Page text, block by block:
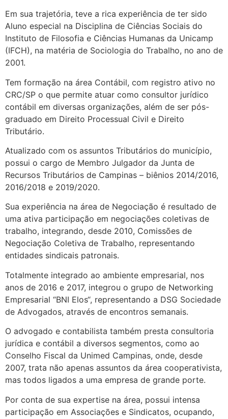
Em sua trajetória, teve a rica experiência de ter sido
Aluno especial na Disciplina de Ciências Sociais do
Instituto de Filosofia e Ciências Humanas da Unicamp
(IFCH), na matéria de Sociologia do Trabalho, no ano de
2001.
Tem formação na área Contábil, com registro ativo no
CRC/SP o que permite atuar como consultor jurídico
contábil em diversas organizações, além de ser pós-
graduado em Direito Processual Civil e Direito
Tributário.
Atualizado com os assuntos Tributários do município,
possui o cargo de Membro Julgador da Junta de
Recursos Tributários de Campinas – biênios 2014/2016,
2016/2018 e 2019/2020.
Sua experiência na área de Negociação é resultado de
uma ativa participação em negociações coletivas de
trabalho, integrando, desde 2010, Comissões de
Negociação Coletiva de Trabalho, representando
entidades sindicais patronais.
Totalmente integrado ao ambiente empresarial, nos
anos de 2016 e 2017, integrou o grupo de Networking
Empresarial “BNI Elos“, representando a DSG Sociedade
de Advogados, através de encontros semanais.
O advogado e contabilista também presta consultoria
jurídica e contábil a diversos segmentos, como ao
Conselho Fiscal da Unimed Campinas, onde, desde
2007, trata não apenas assuntos da área cooperativista,
mas todos ligados a uma empresa de grande porte.
Por conta de sua expertise na área, possui intensa
participação em Associações e Sindicatos, ocupando,